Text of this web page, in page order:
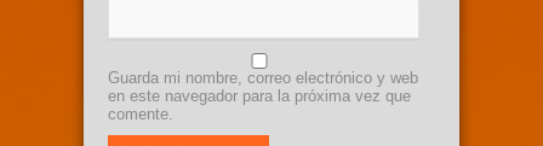
Guarda mi nombre, correo electrónico y web
en este navegador para la próxima vez que
comente.